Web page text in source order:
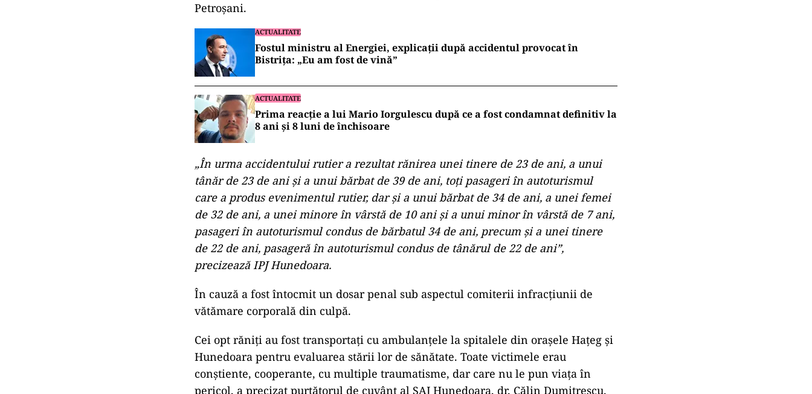
Petroşani.
ACTUALITATE
Fostul ministru al Energiei, explicații după accidentul provocat în
Bistrița: „Eu am fost de vină”
ACTUALITATE
Prima reacție a lui Mario Iorgulescu după ce a fost condamnat definitiv la
8 ani și 8 luni de închisoare
„În urma accidentului rutier a rezultat rănirea unei tinere de 23 de ani, a unui
tânăr de 23 de ani şi a unui bărbat de 39 de ani, toţi pasageri în autoturismul
care a produs evenimentul rutier, dar şi a unui bărbat de 34 de ani, a unei femei
de 32 de ani, a unei minore în vârstă de 10 ani şi a unui minor în vârstă de 7 ani,
pasageri în autoturismul condus de bărbatul 34 de ani, precum şi a unei tinere
de 22 de ani, pasageră în autoturismul condus de tânărul de 22 de ani”,
precizează IPJ Hunedoara.
În cauză a fost întocmit un dosar penal sub aspectul comiterii infracţiunii de
vătămare corporală din culpă.
Cei opt răniţi au fost transportaţi cu ambulanţele la spitalele din oraşele Haţeg şi
Hunedoara pentru evaluarea stării lor de sănătate. Toate victimele erau
conştiente, cooperante, cu multiple traumatisme, dar care nu le pun viaţa în
pericol, a precizat purtătorul de cuvânt al SAJ Hunedoara, dr. Călin Dumitrescu.